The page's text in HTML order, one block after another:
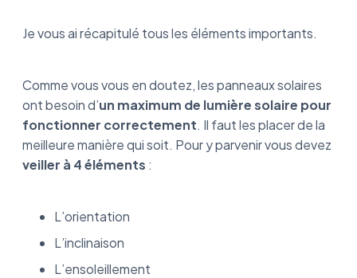
Je vous ai récapitulé tous les éléments importants.
Comme vous vous en doutez, les panneaux solaires
ont besoin d’un maximum de lumière solaire pour
fonctionner correctement. Il faut les placer de la
meilleure manière qui soit. Pour y parvenir vous devez
veiller à 4 éléments :
L’orientation
L’inclinaison
L’ensoleillement